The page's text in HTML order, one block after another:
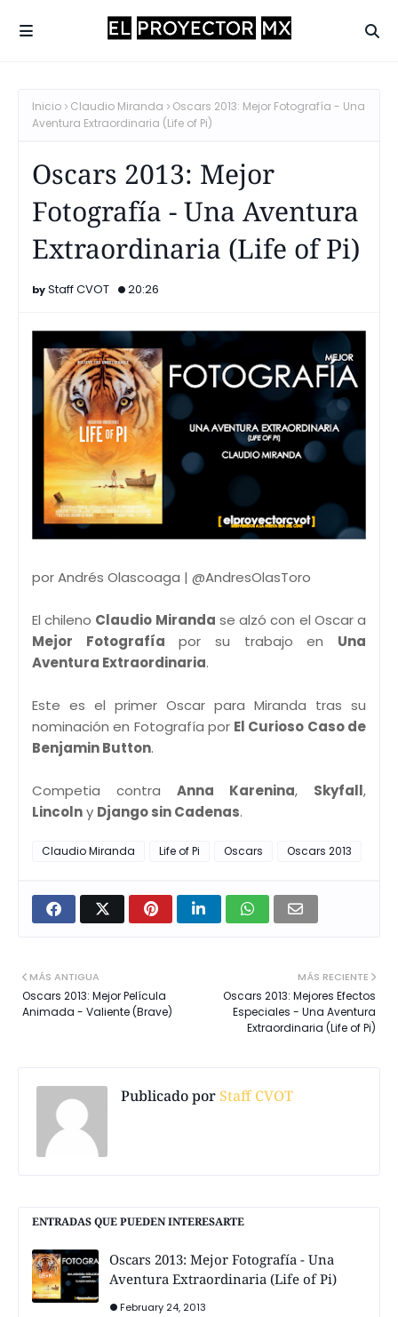
Inicio Claudio Miranda
Oscars 2013: Mejor Fotografía - Una
Aventura Extraordinaria (Life of Pi)
Oscars 2013: Mejor
Fotografía - Una Aventura
Extraordinaria (Life of Pi)
Staff CVOT 20:26
por Andrés Olascoaga | @AndresOlasToro
El chileno Claudio Miranda se alzó con el Oscar a
Mejor Fotografía por su trabajo en Una
Aventura Extraordinaria.
Este es el primer Oscar para Miranda tras su
nominación en Fotografía por El Curioso Caso de
Benjamin Button.
Competia contra Anna Karenina, Skyfall,
Lincolny Django sin Cadenas.
Claudio Miranda Life of Pi Oscars Oscars 2013
MÁS RECIENTE
Oscars 2013: Mejores Efectos
Especiales - Una Aventura
Extraordinaria (Life of Pi)
MÁS ANTIGUA
Oscars 2013: Mejor Película
Animada - Valiente (Brave)
Publicado porStaff CVOT
ENTRADAS QUE PUEDEN INTERESARTE
Oscars 2013: Mejor Fotografía - Una
Aventura Extraordinaria (Life of Pi)
February 24, 2013